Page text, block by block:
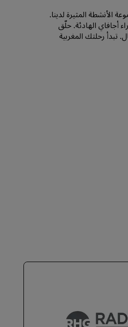
الأنشطة المثيرة لدينا.
أجافاي الهادئة. حلّق
تبدأ رحلتك المغربية